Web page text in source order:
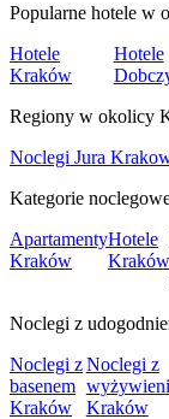
Popularne hotele w
Hotele
Kraków
Hotele
Regiony w okolicy
Noclegi Jura
Kategorie
Apartamenty
Kraków
Hotele
Kraków
Noclegi z
Noclegi z
basenem
Kraków
Noclegi z
Kraków